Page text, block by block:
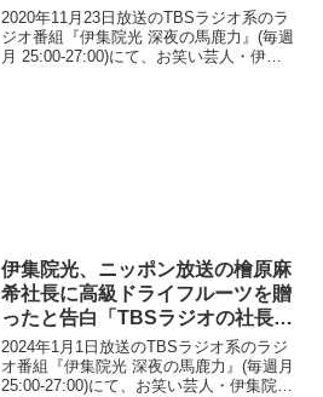
はガイコツになってないの？」
2020年11月23日放送のTBSラジオ系のラ
ジオ番組『伊集院光 深夜の馬鹿力』(毎週
月 25:00-27:00)にて、お笑い芸人・伊集
伊集院光、ニッポン放送の檜原麻
希社長に高級ドライフルーツを贈
ったと告白「TBSラジオの社長に
はお会いしてないんで、あげるこ
とがないんですけども(笑)」
2024年1月1日放送のTBSラジオ系のラジ
オ番組『伊集院光 深夜の馬鹿力』(毎週月
25:00-27:00)にて、お笑い芸人・伊集院光